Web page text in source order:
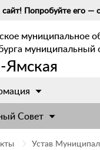
Попробуйте его —
муниципальное
муниципальный
Ямская
Cовет
Устав